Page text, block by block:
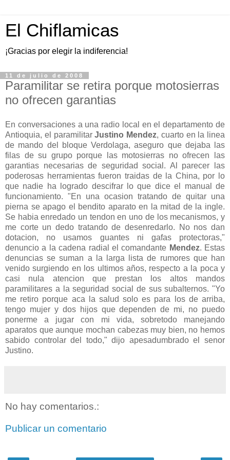
El Chiflamicas
¡Gracias por elegir la indiferencia!
11 de julio de 2008
Paramilitar se retira porque motosierras
no ofrecen garantias
En conversaciones a una radio local en el departamento de
Antioquia, el paramilitarJustino Mendez, cuarto en la linea
de mando del bloque Verdolaga, aseguro que dejaba las
filas de su grupo porque las motosierras no ofrecen las
garantias necesarias de seguridad social. Al parecer las
poderosas herramientas fueron traidas de la China, por lo
que nadie ha logrado descifrar lo que dice el manual de
funcionamiento. "En una ocasion tratando de quitar una
pierna se apago el bendito aparato en la mitad de la ingle.
Se habia enredado un tendon en uno de los mecanismos, y
me corte un dedo tratando de desenredarlo. No nos dan
dotacion, no usamos guantes ni gafas protectoras,"
denuncio a la cadena radial el comandante Mendez. Estas
denuncias se suman a la larga lista de rumores que han
venido surgiendo en los ultimos años, respecto a la poca y
casi nula atencion que prestan los altos mandos
paramilitares a la seguridad social de sus subalternos. "Yo
me retiro porque aca la salud solo es para los de arriba,
tengo mujer y dos hijos que dependen de mi, no puedo
ponerme a jugar con mi vida, sobretodo manejando
aparatos que aunque mochan cabezas muy bien, no hemos
sabido controlar del todo," dijo apesadumbrado el senor
Justino.
No hay comentarios.:
Publicar un comentario